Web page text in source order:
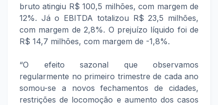
bruto atingiu R$ 100,5 milhões, com margem de
12%. Já o EBITDA totalizou R$ 23,5 milhões,
com margem de 2,8%. O prejuízo líquido foi de
R$ 14,7 milhões, com margem de -1,8%.
“O efeito sazonal que observamos
regularmente no primeiro trimestre de cada ano
somou-se a novos fechamentos de cidades,
restrições de locomoção e aumento dos casos